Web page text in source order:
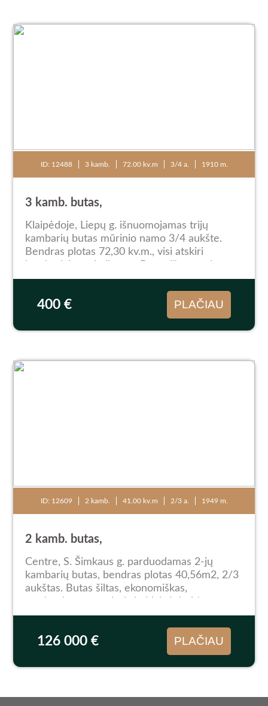
ID: 12488 3 kamb. 72.00 kv.m 3/4 a. 1910 m.
3 kamb. butas,
Klaipėdoje, Liepų g. išnuomojamas trijų
kambarių butas mūrinio namo 3/4 aukšte.
Bendras plotas 72,30 kv.m., visi atskiri
su visais baldais bei buitine technika. Puiki
400 € PLAČIAU
ID: 12609 2 kamb. 41.00 kv.m 2/3 a. 1949 m.
2 kamb. butas,
Centre, S. Šimkaus g. parduodamas 2-jų
kambarių butas, bendras plotas 40,56m2, 2/3
aukštas. Butas šiltas, ekonomiškas,
technika. Įrengtas kondicionierius leis
126 000 € PLAČIAU